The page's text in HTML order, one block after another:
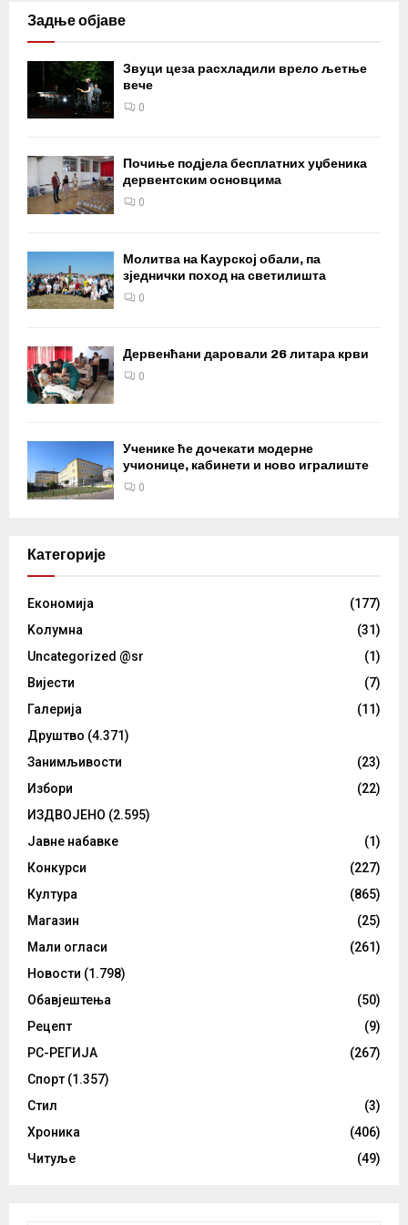
Задње објаве
Звуци цеза расхладили врело љетње
вече
0
Почиње подјела бесплатних уџбеника
дервентским основцима
0
Молитва на Каурској обали, па
зједнички поход на светилишта
0
Дервенћани даровали 26 литара крви
0
Ученике ће дочекати модерне
учионице, кабинети и ново игралиште
0
Категорије
Eкономија
(177)
Kолумнa
(31)
Uncategorized @sr
(1)
Вијести
(7)
Галерија
(11)
Друштво (4.371)
Занимљивости
(23)
Избори
(22)
ИЗДВОЈЕНО (2.595)
Јавне набавке
(1)
Конкурси
(227)
Култура
(865)
Магазин
(25)
Мали огласи
(261)
Новости (1.798)
Обавјештења
(50)
Рецепт
(9)
РС-РЕГИЈА
(267)
Спорт (1.357)
Стил
(3)
Хроника
(406)
Читуље
(49)